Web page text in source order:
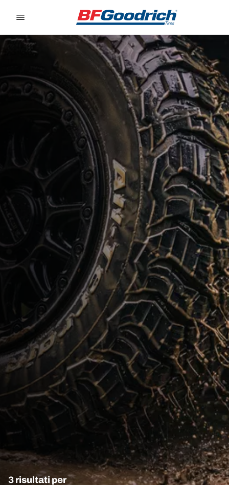
3 risultati per